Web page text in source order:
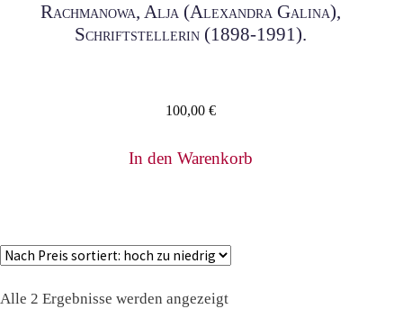
Rachmanowa, Alja (Alexandra Galina),
Schriftstellerin (1898-1991).
100,00 €
In den Warenkorb
Alle 2 Ergebnisse werden angezeigtNach